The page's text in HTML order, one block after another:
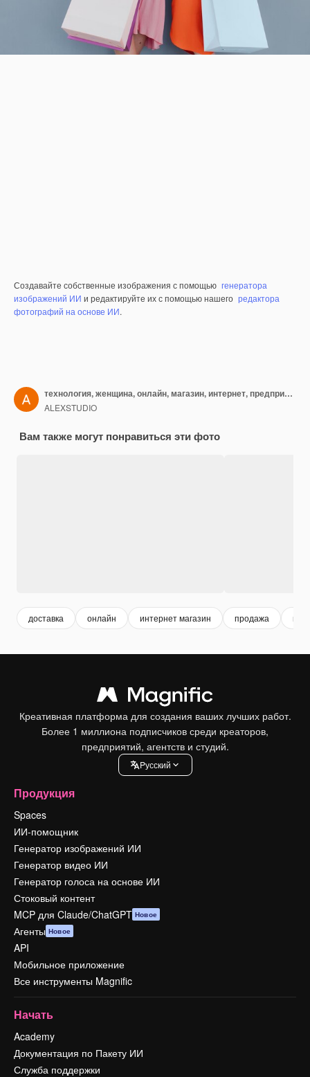
Создавайте собственные изображения с помощью генератора
изображений ИИ и редактируйте их с помощью нашего редактора
фотографий на основе ИИ.
технология, женщина, онлайн, магазин, интернет, предприниматель, магазин, малый бизнес, клиент, продажа, жизнь
ALEXSTUDIO
Вам также могут понравиться эти фото
доставка онлайн интернет магазин продажа
Креативная платформа для создания ваших лучших работ.
Более 1 миллиона подписчиков среди креаторов,
предприятий, агентств и студий.
Pусский
Продукция
Spaces
ИИ-помощник
Генератор изображений ИИ
Генератор видео ИИ
Генератор голоса на основе ИИ
Стоковый контент
MCP для Claude/ChatGPT Новое
Агенты Новое
API
Мобильное приложение
Все инструменты Magnific
Начать
Academy
Документация по Пакету ИИ
Служба поддержки